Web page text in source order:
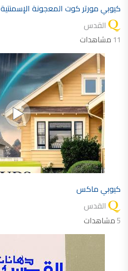
كيوبي مورتر كوت المعجونة الإسمنتية
القدس
11 مشاهدات
كيوبي ماكس
القدس
5مشاهدات